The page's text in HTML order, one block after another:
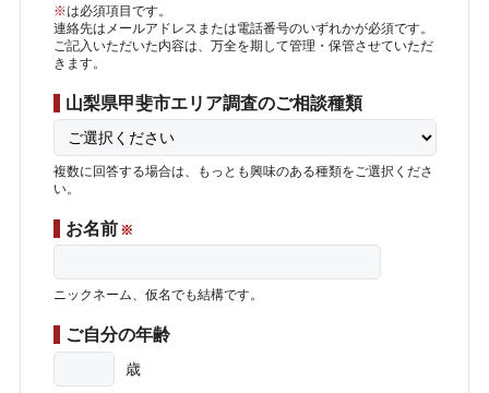
※は必須項目です。
連絡先はメールアドレスまたは電話番号のいずれかが必須です。
ご記入いただいた内容は、万全を期して管理・保管させていただ
きます。
山梨県甲斐市エリア調査のご相談種類
複数に回答する場合は、もっとも興味のある種類をご選択くださ
い。
お名前 ※
ニックネーム、仮名でも結構です。
ご自分の年齢
歳